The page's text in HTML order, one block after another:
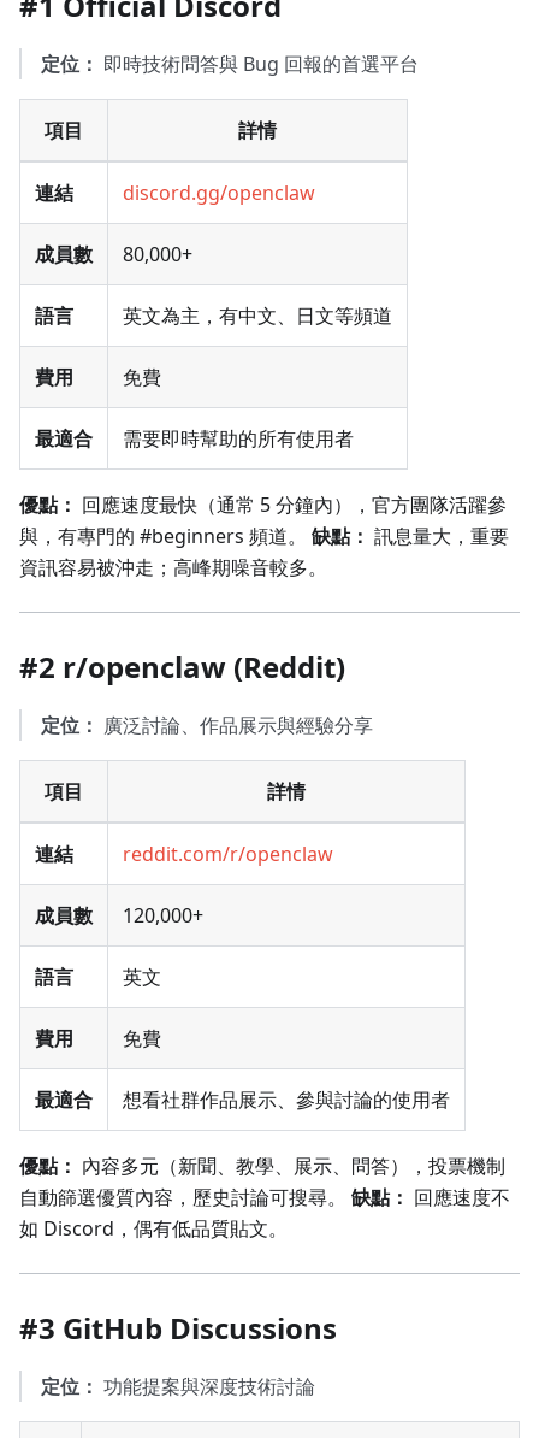
定位： 即時技術問答與 Bug 回報的首選平台
項目 詳情
連結 discord.gg/openclaw
成員數 80,000+
語言 英文為主，有中文、日文等頻道
費用 免費
最適合 需要即時幫助的所有使用者
優點： 回應速度最快（通常 5 分鐘內），官方團隊活躍參
與，有專門的 #beginners 頻道。 缺點： 訊息量大，重要
資訊容易被沖走；高峰期噪音較多。
#2 r/openclaw (Reddit)
定位： 廣泛討論、作品展示與經驗分享
項目 詳情
連結 reddit.com/r/openclaw
成員數 120,000+
語言 英文
費用 免費
最適合 想看社群作品展示、參與討論的使用者
優點： 內容多元（新聞、教學、展示、問答），投票機制
自動篩選優質內容，歷史討論可搜尋。 缺點： 回應速度不
如 Discord，偶有低品質貼文。
#3 GitHub Discussions
定位： 功能提案與深度技術討論